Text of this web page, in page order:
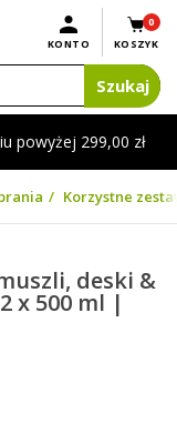
powyżej 299,00 zł
0
KOSZYK
KONTO
Szukaj
Korzystne
deski &
x 500 ml |